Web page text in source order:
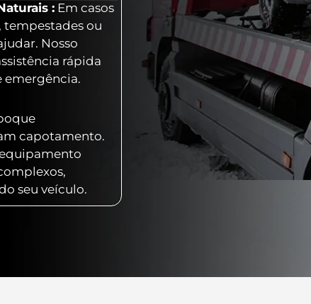
: Em casos
tempestades ou
Nosso
rápida
emergência.
capotamento.
seu veículo.